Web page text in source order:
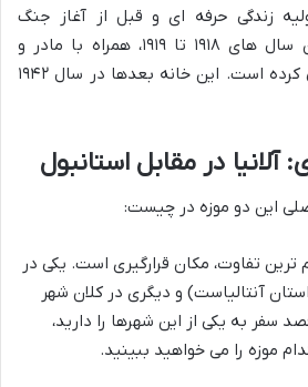
زندگی حرفه ای و قبل از آغاز جنگ
استقلال ترکیه، یعنی بین سال های ۱۹۱۸ تا ۱۹۱۹، همراه با مادر و
خواهرش در آن زندگی می کرده است. این خانه بعدها در سال ۱۹۴۲
در مقابل استانبول
این دو موزه در چیست:
ترین تفاوت، مکان قرارگیری است. یکی در
آنتالیاست) و دیگری در کلان شهر
سفر به یکی از این شهرها را دارید،
موزه را می خواهید ببینید.